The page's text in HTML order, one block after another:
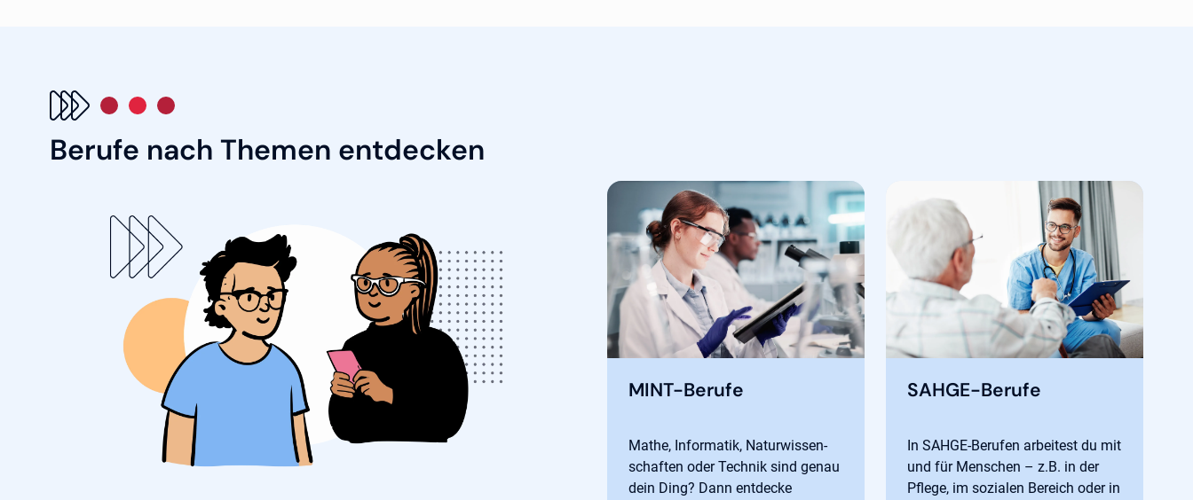
Berufe nach Themen entdecken
MINT-Berufe
Mathe, Informatik, Naturwissen-
schaften oder Technik sind genau
dein Ding? Dann entdecke
SAHGE-Berufe
In SAHGE-Berufen arbeitest du mit
und für Menschen – z.B. in der
Pflege, im sozialen Bereich oder in